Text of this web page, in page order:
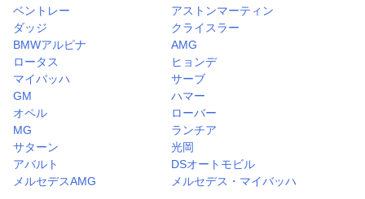
ベントレー
アストンマーティン
ダッジ
クライスラー
BMWアルピナ
AMG
ロータス
ヒョンデ
マイバッハ
サーブ
GM
ハマー
オペル
ローバー
MG
ランチア
サターン
光岡
アバルト
DSオートモビル
メルセデスAMG
メルセデス・マイバッハ